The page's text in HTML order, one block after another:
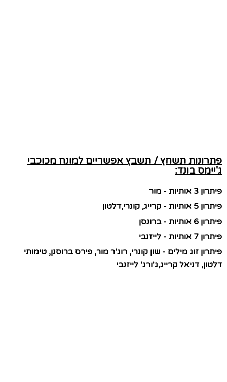
פתרונות תשחץ / תשבץ אפשריים למונח מכוכבי
ג'יימס בונד:
פיתרון 3 אותיות - מור
פיתרון 5 אותיות - קרייג, קונרי,דלטון
פיתרון 6 אותיות - ברונסן
פיתרון 7 אותיות - לייזנבי
פיתרון זוג מילים - שון קונרי, רוג'ר מור, פירס ברוסנן, טימותי
דלטון, דניאל קרייג,ג'ורג' לייזנבי